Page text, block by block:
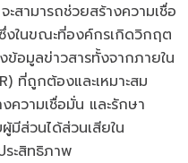
ะสามารถช่วยสร้างความเชื่อ
งในขณะที่องค์กรเกิดวิกฤต
ข้อมูลข่าวสารทั้งจากภายใน
ที่ถูกต้องและเหมาะสม
ความเชื่อมั่น และรักษา
มีส่วนได้ส่วนเสียใน
ระสิทธิภาพ